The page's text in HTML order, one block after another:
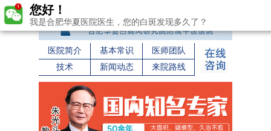
医院简介 基本常识
医师团队
技术
新闻动态 来院路线
您好！
我是合肥华夏医院医生，您的白斑发现多久了？